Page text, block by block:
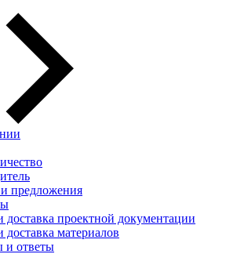
предложения
доставка проектной документации
доставка материалов
и ответы